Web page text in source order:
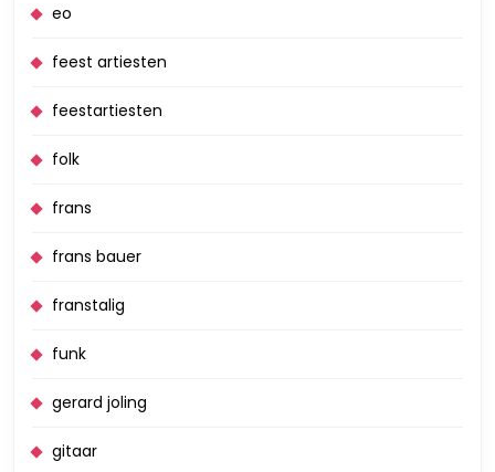
eo
feest artiesten
feestartiesten
folk
frans
frans bauer
franstalig
funk
gerard joling
gitaar